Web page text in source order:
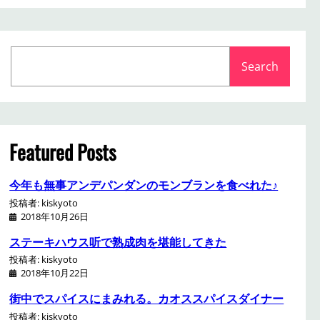
a
r
c
h
Search
Featured Posts
今年も無事アンデパンダンのモンブランを食べれた♪
投稿者: kiskyoto
2018年10月26日
ステーキハウス听で熟成肉を堪能してきた
投稿者: kiskyoto
2018年10月22日
街中でスパイスにまみれる。カオススパイスダイナー
投稿者: kiskyoto